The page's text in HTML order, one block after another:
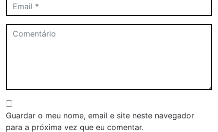
Guardar o meu nome, email e site neste navegador
para a próxima vez que eu comentar.